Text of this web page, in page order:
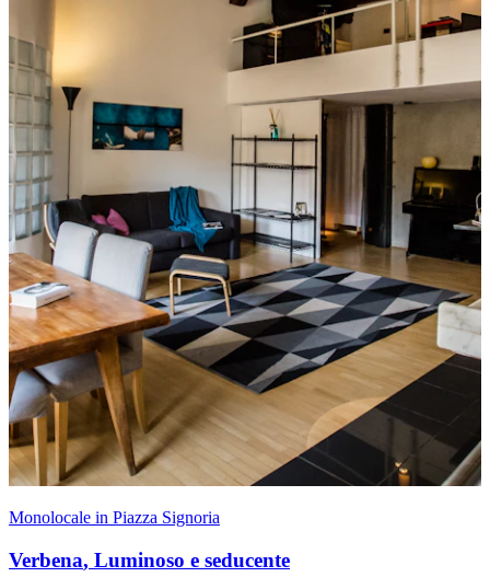
Monolocale in Piazza Signoria
Verbena, Luminoso e seducente